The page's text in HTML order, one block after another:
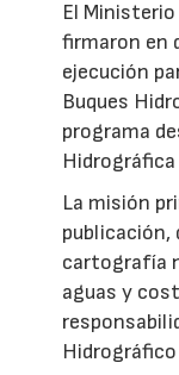
El
firmaron en
ejecución
Buques
programa
Hidrográfica
La misión
cartografía
aguas y
Hidrográfico